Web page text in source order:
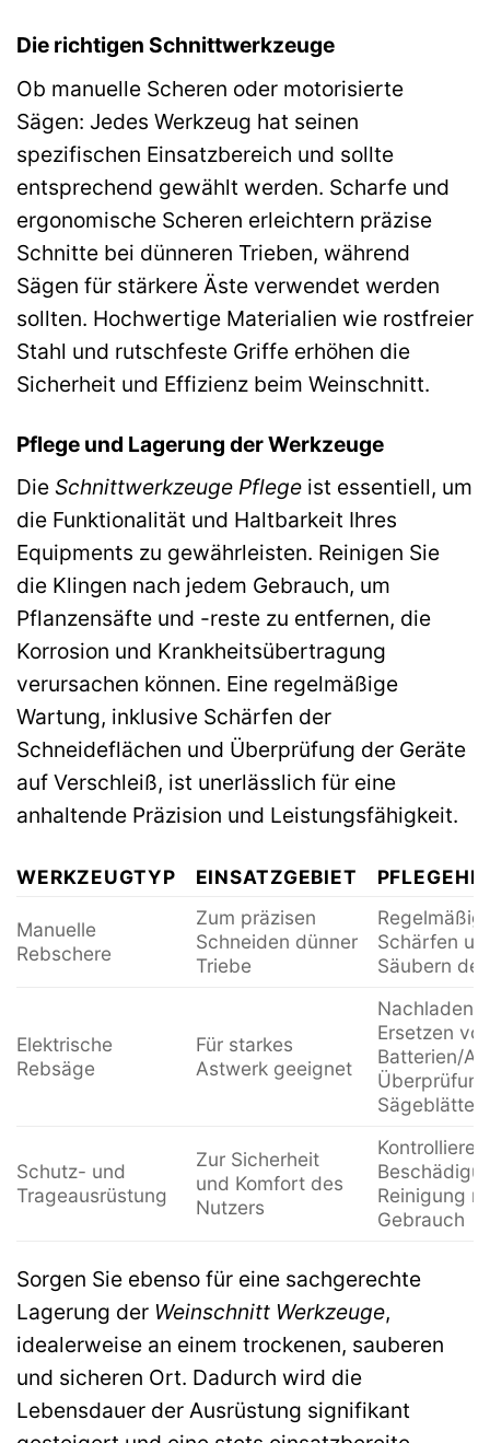
Die richtigen Schnittwerkzeuge
Ob manuelle Scheren oder motorisierte
Sägen: Jedes Werkzeug hat seinen
spezifischen Einsatzbereich und sollte
entsprechend gewählt werden. Scharfe und
ergonomische Scheren erleichtern präzise
Schnitte bei dünneren Trieben, während
Sägen für stärkere Äste verwendet werden
sollten. Hochwertige Materialien wie rostfreier
Stahl und rutschfeste Griffe erhöhen die
Sicherheit und Effizienz beim Weinschnitt.
Pflege und Lagerung der Werkzeuge
Die Schnittwerkzeuge Pflege ist essentiell, um
die Funktionalität und Haltbarkeit Ihres
Equipments zu gewährleisten. Reinigen Sie
die Klingen nach jedem Gebrauch, um
Pflanzensäfte und -reste zu entfernen, die
Korrosion und Krankheitsübertragung
verursachen können. Eine regelmäßige
Wartung, inklusive Schärfen der
Schneideflächen und Überprüfung der Geräte
auf Verschleiß, ist unerlässlich für eine
anhaltende Präzision und Leistungsfähigkeit.
WERKZEUGTYP EINSATZGEBIET
Manuelle
Rebschere
Zum präzisen
Schneiden dünner
Triebe
Schärfen
Säubern
Elektrische
Rebsäge
Für starkes
Astwerk geeignet
Nachladen
Ersetzen
Batterien/
Sägeblätter
Schutz- und
Trageausrüstung
Zur Sicherheit
und Komfort des
Nutzers
Reinigung
Gebrauch
Sorgen Sie ebenso für eine sachgerechte
Lagerung der Weinschnitt Werkzeuge,
idealerweise an einem trockenen, sauberen
und sicheren Ort. Dadurch wird die
Lebensdauer der Ausrüstung signifikant